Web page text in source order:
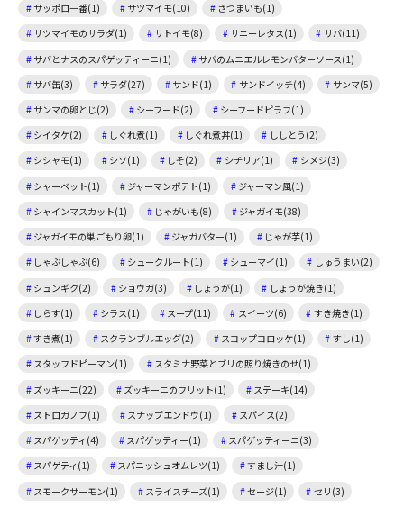
サッポロ一番(1)
サツマイモ(10)
さつまいも(1)
サツマイモのサラダ(1)
サトイモ(8) サニーレタス(1)
サバ(11)
サバとナスのスパゲッティーニ(1)
サバのムニエルレモンバターソース(1)
サバ缶(3)
サラダ(27) サンド(1) サンドイッチ(4)
サンマ(5)
サンマの卵とじ(2)
シーフード(2)
シーフードピラフ(1)
シイタケ(2)
しぐれ煮(1) しぐれ煮丼(1)
ししとう(2)
シシャモ(1)
シソ(1) しそ(2) シチリア(1)
シメジ(3)
シャーベット(1)
ジャーマンポテト(1)
ジャーマン風(1)
シャインマスカット(1)
じゃがいも(8)
ジャガイモ(38)
ジャガイモの巣ごもり卵(1)
ジャガバター(1)
じゃが芋(1)
しゃぶしゃぶ(6)
シュークルート(1) シューマイ(1)
しゅうまい(2)
シュンギク(2)
ショウガ(3) しょうが(1)
しょうが焼き(1)
しらす(1)
シラス(1) スープ(11) スイーツ(6)
すき焼き(1)
すき煮(1)
スクランブルエッグ(2) スコップコロッケ(1)
すし(1)
スタッフドピーマン(1)
スタミナ野菜とブリの照り焼きのせ(1)
ズッキーニ(22)
ズッキーニのフリット(1)
ステーキ(14)
ストロガノフ(1)
スナップエンドウ(1)
スパイス(2)
スパゲッティ(4)
スパゲッティー(1)
スパゲッティーニ(3)
スパゲティ(1)
スパニッシュオムレツ(1)
すまし汁(1)
スモークサーモン(1)
スライスチーズ(1) セージ(1) セリ(3)